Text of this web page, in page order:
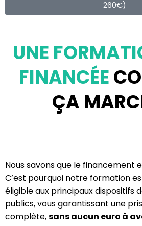
260€)
UNE
FINANCÉE
ÇA
Nous savons que le financement
C’est pourquoi notre formation
éligible aux principaux dispositifs
publics, vous garantissant une
complète,sans aucun euro à